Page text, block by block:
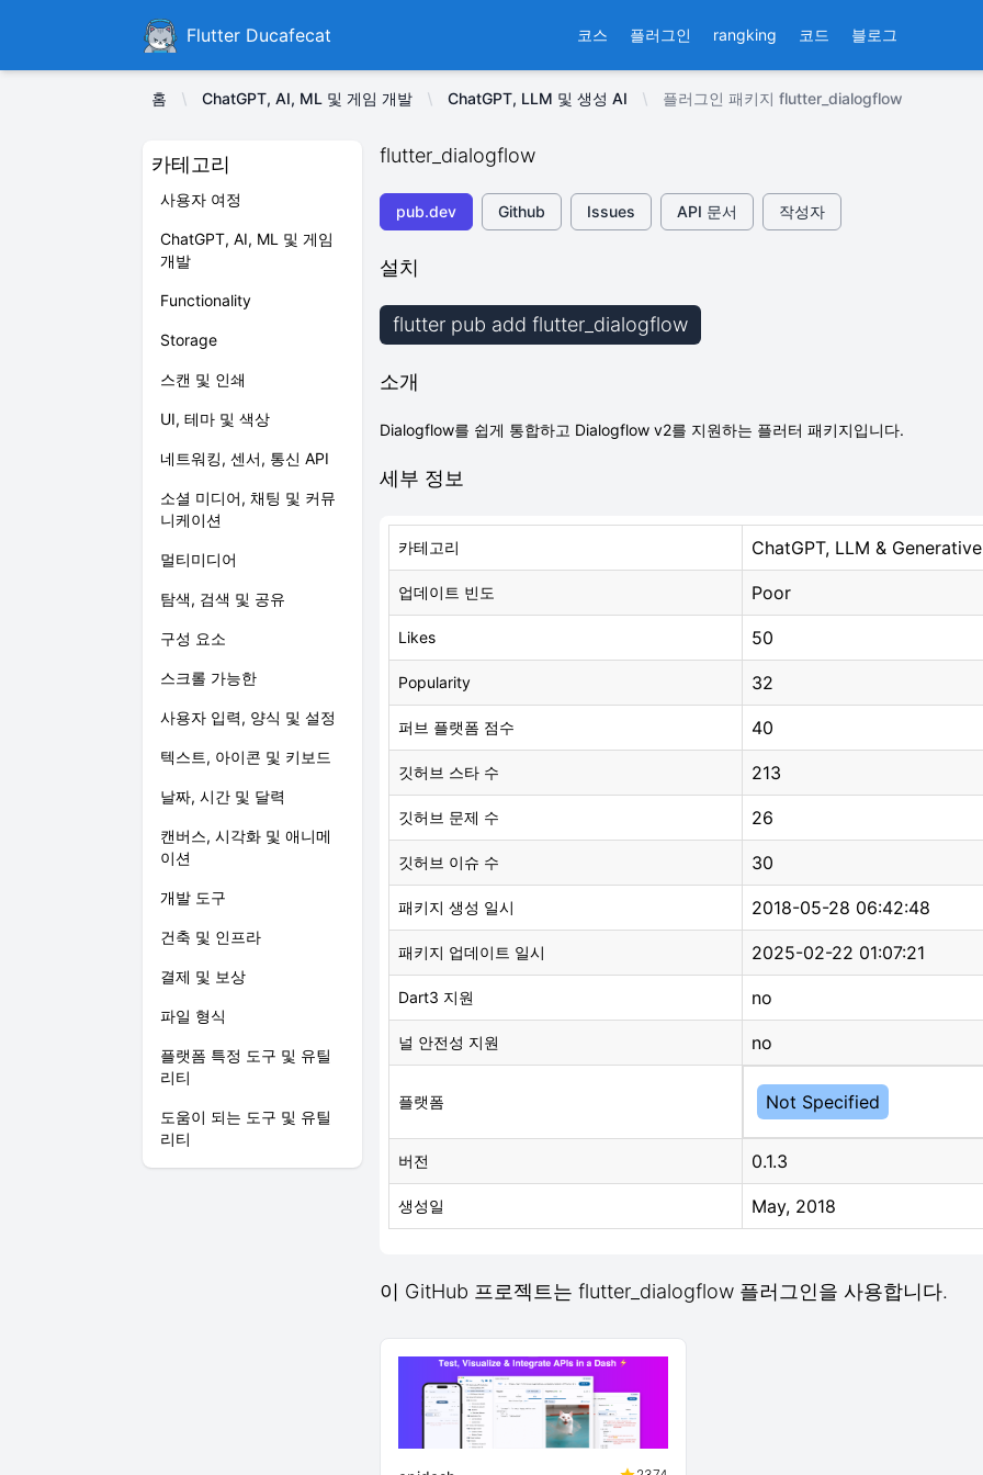
DucafecatFlutter Ducafecat 코스 플러그인 rangking 코드 블로그
홈 ChatGPT, AI, ML 및 게임 개발 ChatGPT, LLM 및 생성 AI 플러그인 패키지 flutter_dialogflow
카테고리
사용자 여정
ChatGPT, AI, ML 및 게임
개발
Functionality
Storage
스캔 및 인쇄
UI, 테마 및 색상
네트워킹, 센서, 통신 API
소셜 미디어, 채팅 및 커뮤
니케이션
멀티미디어
탐색, 검색 및 공유
구성 요소
스크롤 가능한
사용자 입력, 양식 및 설정
텍스트, 아이콘 및 키보드
날짜, 시간 및 달력
캔버스, 시각화 및 애니메
이션
개발 도구
건축 및 인프라
결제 및 보상
파일 형식
플랫폼 특정 도구 및 유틸
리티
도움이 되는 도구 및 유틸
리티
flutter_dialogflow
pub.dev Github Issues API 문서 작성자
설치
flutter pub add flutter_dialogflow
소개
Dialogflow를 쉽게 통합하고 Dialogflow v2를 지원하는 플러터 패키지입니다.
세부 정보
카테고리 ChatGPT, LLM &
업데이트 빈도 Poor
Likes 50
Popularity 32
퍼브 플랫폼 점수 40
깃허브 스타 수 213
깃허브 문제 수 26
깃허브 이슈 수 30
패키지 생성 일시 2018-05-28 06:42:48
패키지 업데이트 일시 2025-02-22 01:07:21
Dart3 지원 no
널 안전성 지원 no
플랫폼 Not Specified
버전 0.1.3
생성일 May, 2018
이 GitHub 프로젝트는 flutter_dialogflow 플러그인을 사용합니다.